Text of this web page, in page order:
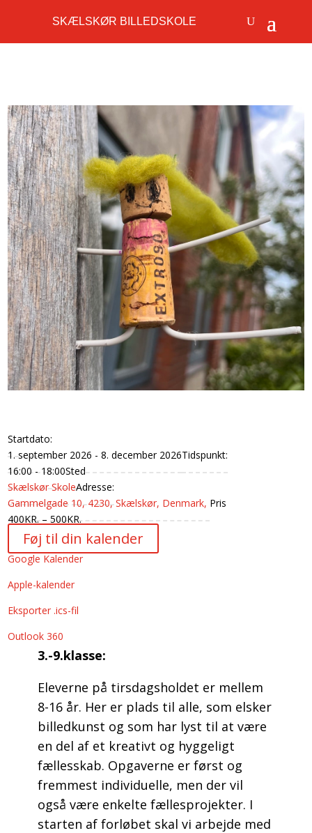
SKÆLSKØR BILLEDSKOLE
3.-9.klasse:
Eleverne på tirsdagsholdet er mellem
8-16 år. Her er plads til alle, som elsker
billedkunst og som har lyst til at være
en del af et kreativt og hyggeligt
fællesskab. Opgaverne er først og
fremmest individuelle, men der vil
også være enkelte fællesprojekter. I
starten af forløbet skal vi arbejde med
Startdato:
1. september 2026 - 8. december 2026Tidspunkt:
16:00 - 18:00Sted
Skælskør SkoleAdresse:
Gammelgade 10, 4230, Skælskør, Denmark, Pris
400KR. – 500KR.
Føj til din kalender
Google Kalender
Apple-kalender
Eksporter .ics-fil
Outlook 360